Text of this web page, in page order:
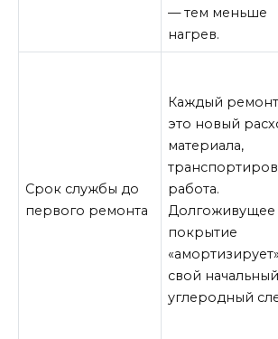
— тем меньше
нагрев.
Срок службы до
первого ремонта
Каждый
это новый
материала,
работа.
Долгоживущее
покрытие
«амортизирует»
свой начальный
углеродный